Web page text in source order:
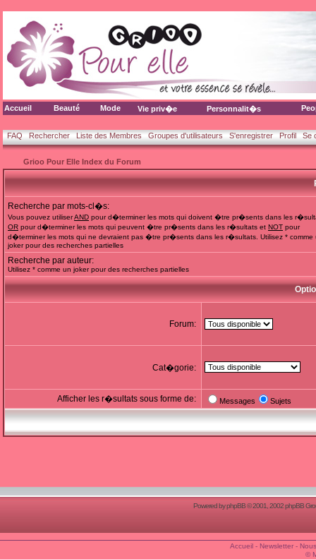
Accueil Beauté Mode Vie priv�e Personnalit�s
FAQ Rechercher Liste des Membres Groupes d'utilisateurs S'enregistrer Profil Se
Grioo Pour Elle Index du Forum
Recherche par mots-cl�s:
Vous pouvez utiliserAND pour d�terminer les mots qui doivent �tre pr�sents dans les
OR pour d�terminer les mots qui peuvent �tre pr�sents dans les r�sultats et NOT pour
d�terminer les mots qui ne devraient pas �tre pr�sents dans les r�sultats. Utilisez * comme
joker pour des recherches partielles
Recherche par auteur:
Utilisez * comme un joker pour des recherches partielles
Forum:
Cat�gorie:
Afficher les r�sultats sous forme de: Messages Sujets
Powered byphpBB© 2001, 2002 phpBB
Accueil- Newsletter-
©